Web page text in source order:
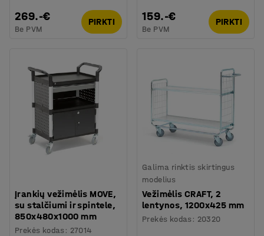
269.-€
Be PVM
PIRKTI 159.-€
Be PVM
PIRKTI
Įrankių vežimėlis MOVE,
su stalčiumi ir spintele,
850x480x1000 mm
Prekės kodas : 27014
Galima rinktis skirtingus
modelius
Vežimėlis CRAFT, 2
lentynos, 1200x425 mm
Prekės kodas : 20320